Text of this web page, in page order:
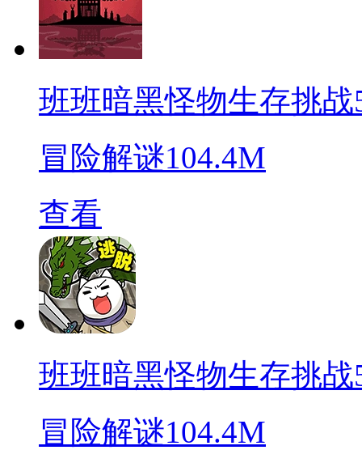
班班暗黑怪物生存挑战
冒险解谜104.4M
查看
班班暗黑怪物生存挑战
冒险解谜104.4M